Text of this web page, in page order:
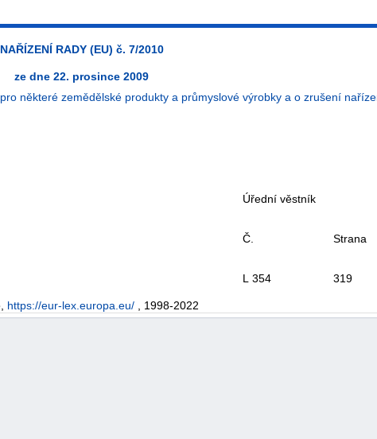
NAŘÍZENÍ RADY (EU) č. 7/2010
ze dne 22. prosince 2009
některé zemědělské produkty a průmyslové výrobky a o zrušení
Úřední věstník
Č. Strana
L 354 319
https://eur-lex.europa.eu/ , 1998-2022